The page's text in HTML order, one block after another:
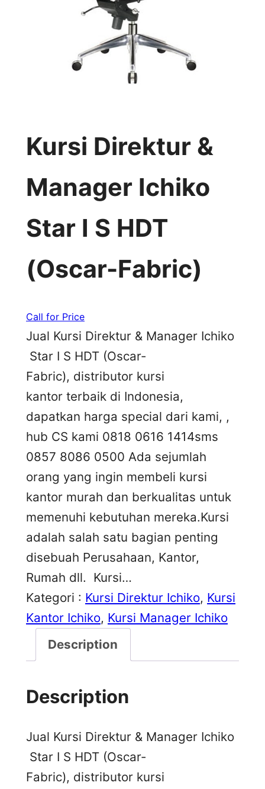
Kursi Direktur &
Manager Ichiko
Star I S HDT
(Oscar-Fabric)
Call for Price
Jual Kursi Direktur & Manager Ichiko
Star I S HDT (Oscar-
Fabric), distributor kursi
kantor terbaik di Indonesia,
dapatkan harga special dari kami, ,
hub CS kami 0818 0616 1414sms
0857 8086 0500 Ada sejumlah
orang yang ingin membeli kursi
kantor murah dan berkualitas untuk
memenuhi kebutuhan mereka.Kursi
adalah salah satu bagian penting
disebuah Perusahaan, Kantor,
Rumah dll. Kursi…
Kategori : Kursi Direktur Ichiko, Kursi
Kantor Ichiko, Kursi Manager Ichiko
Description
Description
Jual Kursi Direktur & Manager Ichiko
Star I S HDT (Oscar-
Fabric), distributor kursi